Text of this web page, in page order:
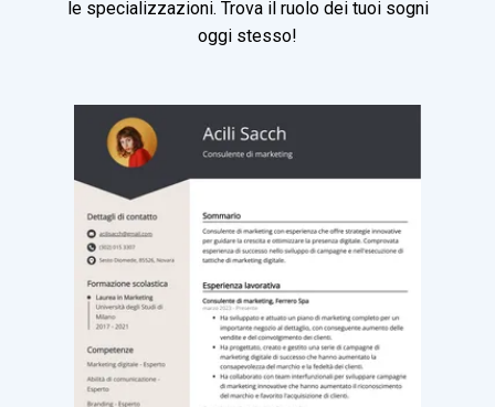
le specializzazioni. Trova il ruolo dei tuoi sogni
oggi stesso!